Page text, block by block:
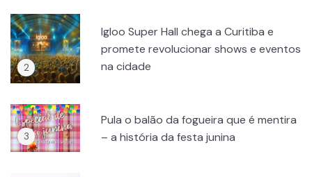
Igloo Super Hall chega a Curitiba e
promete revolucionar shows e eventos
na cidade
Pula o balão da fogueira que é mentira
– a história da festa junina